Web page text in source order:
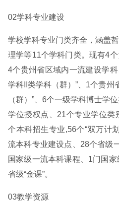
02学科专业建设
学校学科专业门类齐全，涵盖
理学等11个学科门类。现有4
4个贵州省区域内一流建设学
学科II类学科（群）”、1个贵州
（群）”、6个一级学科博士学
学位授权点、21个专业学位类
个本科招生专业,56个“双万计
流本科专业建设点、28个省级
国家级一流本科课程、1门国
省级“金课”。
03教学资源